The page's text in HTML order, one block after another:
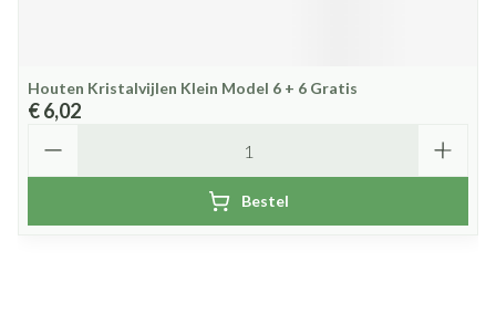
Houten Kristalvijlen Klein Model 6 + 6 Gratis
€ 6,02
Bestel